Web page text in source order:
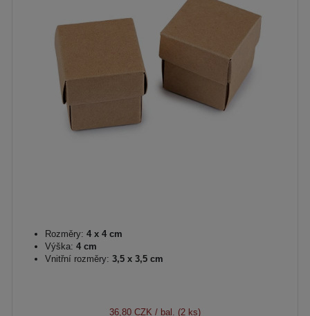
Rozměry: 4 x 4 cm
Výška: 4 cm
Vnitřní rozměry: 3,5 x 3,5 cm
36,80 CZK / bal. (2 ks)